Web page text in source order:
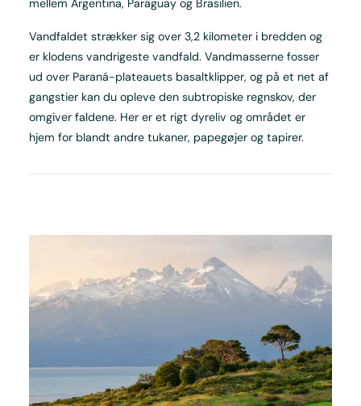
mellem Argentina, Paraguay og Brasilien.
Vandfaldet strækker sig over 3,2 kilometer i bredden og
er klodens vandrigeste vandfald. Vandmasserne fosser
ud over Paraná-plateauets basaltklipper, og på et net af
gangstier kan du opleve den subtropiske regnskov, der
omgiver faldene. Her er et rigt dyreliv og området er
hjem for blandt andre tukaner, papegøjer og tapirer.